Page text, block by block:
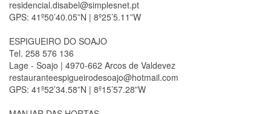
residencial.disabel@simplesnet.pt
GPS: 41º50’40.05”N | 8º25’5.11”W
ESPIGUEIRO DO SOAJO
Tel. 258 576 136
Lage - Soajo | 4970-662 Arcos de Valdevez
restauranteespigueirodesoajo@hotmail.com
GPS: 41º52’34.58”N | 8º15’57.28”W